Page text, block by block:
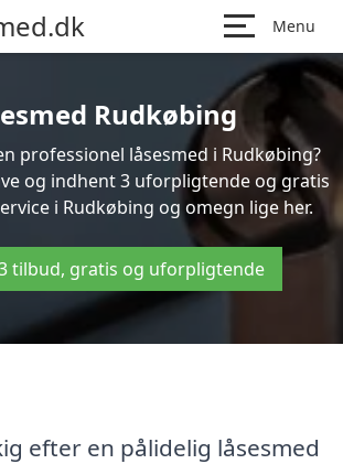
Menu
Rudkøbing
professionel låsesmed i Rudkøbing?
og indhent 3 uforpligtende og gratis
i Rudkøbing og omegn lige her.
tilbud, gratis og uforpligtende
efter en pålidelig låsesmed